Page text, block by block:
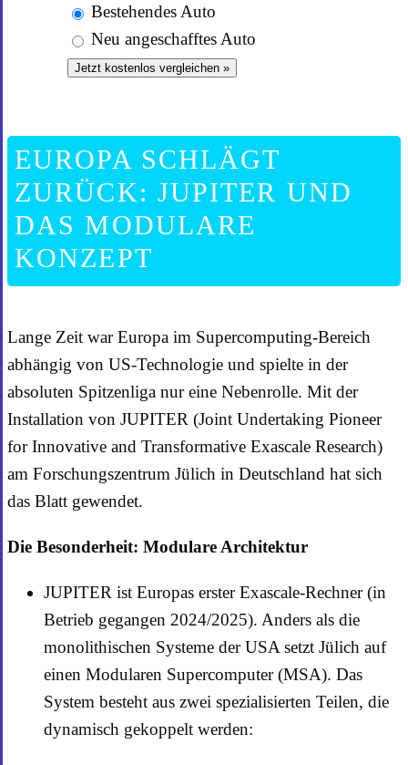
Bestehendes Auto
Neu angeschafftes Auto
Jetzt kostenlos vergleichen »
EUROPA SCHLÄGT
ZURÜCK: JUPITER UND
DAS MODULARE
KONZEPT
Lange Zeit war Europa im Supercomputing-Bereich
abhängig von US-Technologie und spielte in der
absoluten Spitzenliga nur eine Nebenrolle. Mit der
Installation von JUPITER (Joint Undertaking Pioneer
for Innovative and Transformative Exascale Research)
am Forschungszentrum Jülich in Deutschland hat sich
das Blatt gewendet.
Die Besonderheit: Modulare Architektur
JUPITER ist Europas erster Exascale-Rechner (in
Betrieb gegangen 2024/2025). Anders als die
monolithischen Systeme der USA setzt Jülich auf
einen Modularen Supercomputer (MSA). Das
System besteht aus zwei spezialisierten Teilen, die
dynamisch gekoppelt werden: